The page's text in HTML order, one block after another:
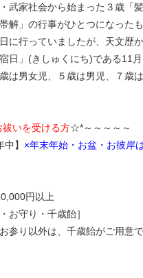
武家社会から始まった３歳「
解」の行事がひとつになったも
に行っていましたが、天文歴
日」(きしゅくにち)である11
は男女児、５歳は男児、７歳
祓いを受ける方☆*～～～～～
】 ×年末年始・お盆・お彼岸
円以上
り・千歳飴］
以外は、千歳飴がご用意で